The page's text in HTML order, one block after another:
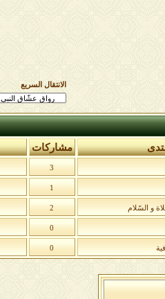
الانتقال السريع
مشاركات
3
1
و السّلام 2
0
0